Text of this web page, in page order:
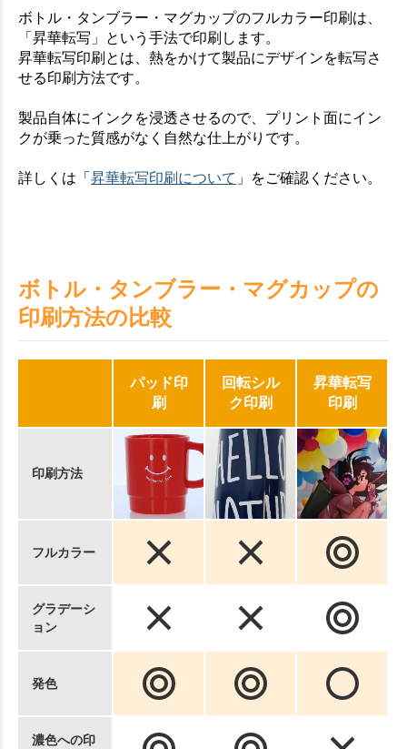
ボトル・タンブラー・マグカップのフルカラー印刷は、
「昇華転写」という手法で印刷します。
昇華転写印刷とは、熱をかけて製品にデザインを転写さ
せる印刷方法です。
製品自体にインクを浸透させるので、プリント面にイン
クが乗った質感がなく自然な仕上がりです。
詳しくは「 昇華転写印刷について 」をご確認ください。
ボトル・タンブラー・マグカップの
印刷方法の比較
パッド印
刷
回転シル
ク印刷
昇華転写
印刷
印刷方法
フルカラー
グラデーシ
ョン
発色
濃色への印